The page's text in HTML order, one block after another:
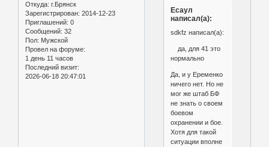
Откуда: г.Брянск
Зарегистрирован: 2014-12-23
Приглашений: 0
Сообщений: 32
Пол: Мужской
Провел на форуме:
1 день 11 часов
Последний визит:
2026-06-18 20:47:01
Есаул
написал(а):
sdkfz написал(а):
да, для 41 это
нормально
Да, и у Еременко
ничего нет. Но не
мог же штаб БФ
не знать о своем
боевом
охранении и бое.
Хотя для такой
ситуации вполне